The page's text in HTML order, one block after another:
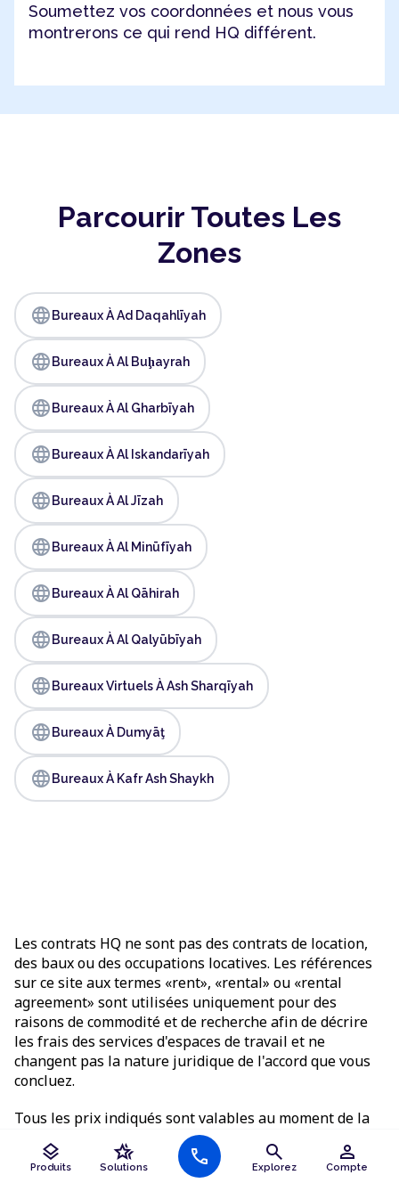
layers
Produits
hotel_class
Solutions call search
Explorez
person
Compte
Soumettez vos coordonnées et nous vous
montrerons ce qui rend HQ différent.
Parcourir Toutes Les
Zones
language Bureaux À Ad Daqahlīyah
language Bureaux À Al Buḩayrah
language Bureaux À Al Gharbīyah
language Bureaux À Al Iskandarīyah
language Bureaux À Al Jīzah
language Bureaux À Al Minūfīyah
language Bureaux À Al Qāhirah
language Bureaux À Al Qalyūbīyah
language Bureaux Virtuels À Ash Sharqīyah
language Bureaux À Dumyāţ
language Bureaux À Kafr Ash Shaykh
Les contrats HQ ne sont pas des contrats de location,
des baux ou des occupations locatives. Les références
sur ce site aux termes «rent», «rental» ou «rental
agreement» sont utilisées uniquement pour des
raisons de commodité et de recherche afin de décrire
les frais des services d'espaces de travail et ne
changent pas la nature juridique de l'accord que vous
concluez.
Tous les prix indiqués sont valables au moment de la
demande. Les prix peuvent être modifiés et varient en
fonction des produits et services sélectionnés, et sont
soumis à disponibilité. Des conditions générales